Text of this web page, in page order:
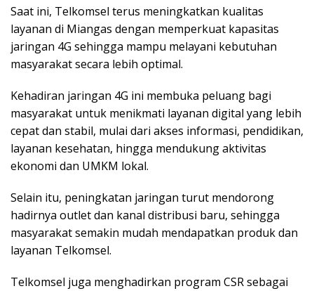
Saat ini, Telkomsel terus meningkatkan kualitas
layanan di Miangas dengan memperkuat kapasitas
jaringan 4G sehingga mampu melayani kebutuhan
masyarakat secara lebih optimal.
Kehadiran jaringan 4G ini membuka peluang bagi
masyarakat untuk menikmati layanan digital yang lebih
cepat dan stabil, mulai dari akses informasi, pendidikan,
layanan kesehatan, hingga mendukung aktivitas
ekonomi dan UMKM lokal.
Selain itu, peningkatan jaringan turut mendorong
hadirnya outlet dan kanal distribusi baru, sehingga
masyarakat semakin mudah mendapatkan produk dan
layanan Telkomsel.
Telkomsel juga menghadirkan program CSR sebagai